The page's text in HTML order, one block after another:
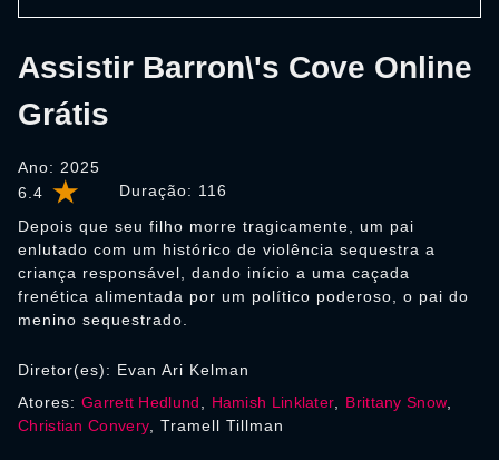
6.4 Duração: 116
Assistir Barron\'s Cove Online
Grátis
Ano: 2025
Depois que seu filho morre tragicamente, um pai
enlutado com um histórico de violência sequestra a
criança responsável, dando início a uma caçada
frenética alimentada por um político poderoso, o pai do
menino sequestrado.
Diretor(es): Evan Ari Kelman
Atores: Garrett Hedlund Hamish Linklater Brittany Snow
Christian Convery , Tramell Tillman